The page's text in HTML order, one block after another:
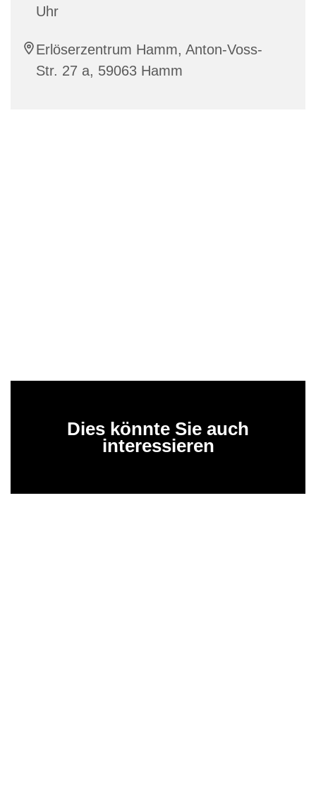
Uhr
Erlöserzentrum Hamm, Anton-Voss-
Str. 27 a, 59063 Hamm
Dies könnte Sie auch
interessieren